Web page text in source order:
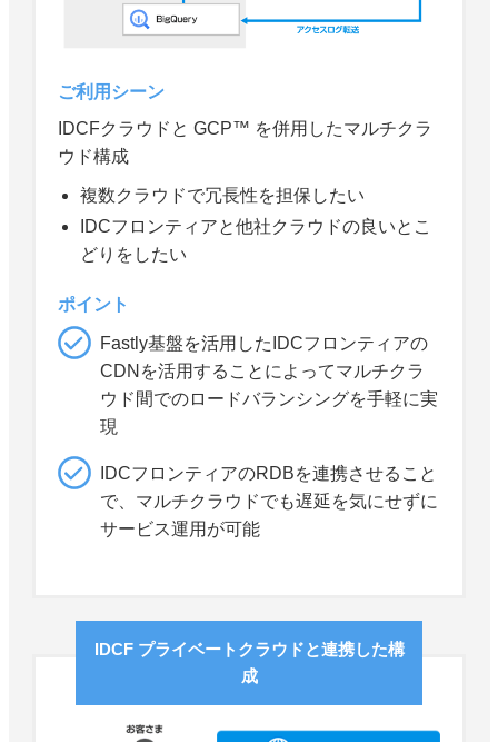
ご利用シーン
IDCFクラウドと GCP™ を併用したマルチクラ
ウド構成
複数クラウドで冗長性を担保したい
IDCフロンティアと他社クラウドの良いとこ
どりをしたい
ポイント
Fastly基盤を活用したIDCフロンティアの
CDNを活用することによってマルチクラ
ウド間でのロードバランシングを手軽に実
現
IDCフロンティアのRDBを連携させること
で、マルチクラウドでも遅延を気にせずに
サービス運用が可能
IDCF プライベートクラウドと連携した構
成